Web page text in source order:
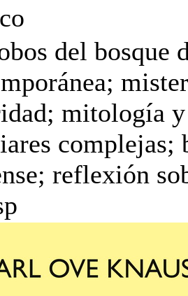
del bosque
mitología
complejas;
reflexión